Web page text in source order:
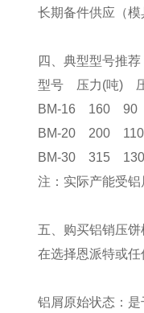
长期备件供应（模
四、典型型号推荐
型号 压力(吨)
BM-16 160 90
BM-20 200
BM-30 315
注：实际产能受铝
五、购买铝销压
在选择恩派特或任
铝屑原始状态：